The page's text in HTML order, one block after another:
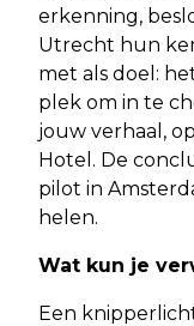
erkenning,
Utrecht hun
met als doel:
plek om in te
jouw verhaal,
Hotel. De
pilot in
helen.
Wat kun je
Een